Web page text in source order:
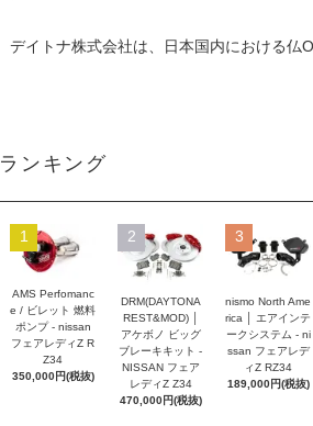
デイトナ株式会社は、日本国内における仏
ランキング
1
AMS Perfomanc
e / ビレット 燃料
ポンプ - nissan
フェアレディZ R
Z34
350,000円(税抜)
2
DRM(DAYTONA
REST&MOD) │
アケボノ ビッグ
ブレーキキット -
NISSAN フェア
レディZ Z34
470,000円(税抜)
3
nismo North Ame
rica │ エアインテ
ークシステム - ni
ssan フェアレデ
ィZ RZ34
189,000円(税抜)